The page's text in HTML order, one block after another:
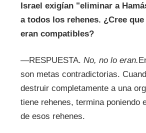
Israel exigían "eliminar a
a todos los rehenes. ¿Cree
eran compatibles?
—RESPUESTA. No, no lo eran.
son metas contradictorias.
destruir completamente a una
tiene rehenes, termina poniendo
de esos rehenes.